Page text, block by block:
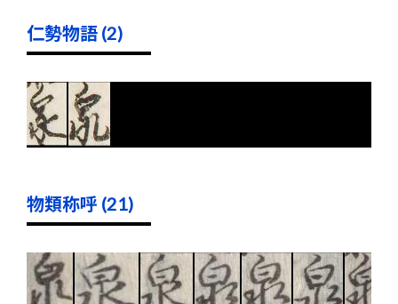
仁勢物語 (2)
物類称呼 (21)